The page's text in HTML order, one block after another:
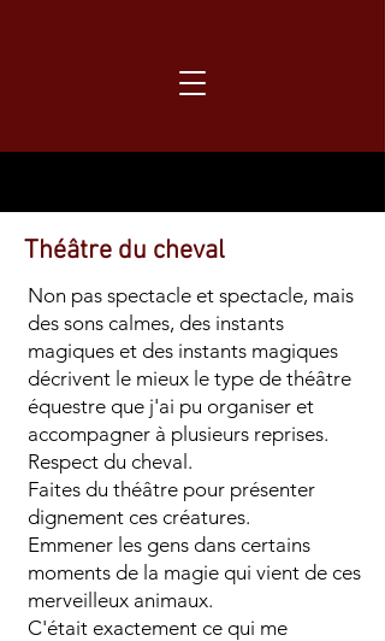
Théâtre du cheval
Non pas spectacle et spectacle, mais
des sons calmes, des instants
magiques et des instants magiques
décrivent le mieux le type de théâtre
équestre que j'ai pu organiser et
accompagner à plusieurs reprises.
Respect du cheval.
Faites du théâtre pour présenter
dignement ces créatures.
Emmener les gens dans certains
moments de la magie qui vient de ces
merveilleux animaux.
C'était exactement ce qui me